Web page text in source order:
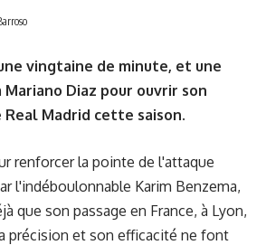
vingtaine de minute, et une
Diaz pour ouvrir son
Madrid cette saison.
renforcer la pointe de l'attaque
l'indéboulonnable Karim Benzema,
que son passage en France, à Lyon,
précision et son efficacité ne font